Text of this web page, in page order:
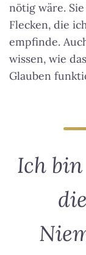
nötig wäre.
Flecken, die
empfinde.
wissen, wie
Glauben
Ich